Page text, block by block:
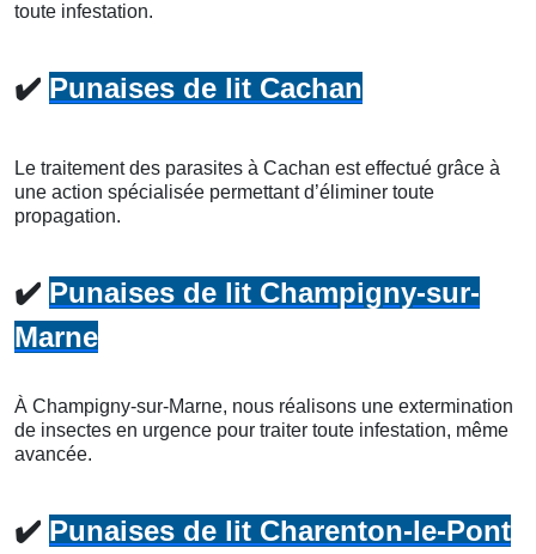
toute infestation.
✔️ Punaises de lit Cachan
Le traitement des parasites à Cachan est effectué grâce à
une action spécialisée permettant d’éliminer toute
propagation.
✔️ Punaises de lit Champigny-sur-
Marne
À Champigny-sur-Marne, nous réalisons une extermination
de insectes en urgence pour traiter toute infestation, même
avancée.
✔️ Punaises de lit Charenton-le-Pont